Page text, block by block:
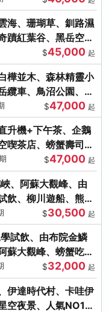
海、珊瑚草、釧路濕
蹟紅葉谷、黑岳空中
$45,000 起
樺並木、森林精靈小
纜車、鳥沼公園、紅
$47,000 起
升機+下午茶、企鵝
喫茶店、螃蟹壽司、
$47,000 起
、阿蘇大觀峰、由
飲、柳川遊船、熊本
$30,500 起
試飲、由布院金鱗
蘇大觀峰、螃蟹吃到
$32,000 起
伊達時代村、卡哇伊
空夜景、人氣NO1小